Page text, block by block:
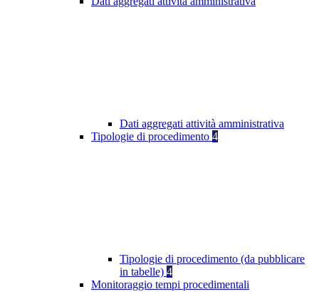
Dati aggregati attività amministrativa
Tipologie di procedimento 4
Tipologie di procedimento (da pubblicare
in tabelle) 4
Monitoraggio tempi procedimentali